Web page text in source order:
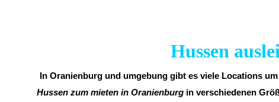
Hussen
In Oranienburg und umgebung gibt es viele Locations
Hussen zum mieten in Oranienburg in verschiedenen